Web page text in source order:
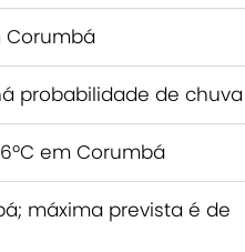
Corumbá
probabilidade de chuva
em Corumbá
máxima prevista é de